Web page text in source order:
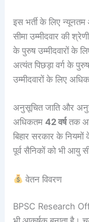
इस भर्ती के लिए
सीमा उम्मीदवार की
के पुरुष उम्मीदवारों के
अत्यंत पिछड़ा वर्ग के पुरुष
उम्मीदवारों के लिए
अनुसूचित जाति और
अधिकतम42 वर्षतक
बिहार सरकार के नियमों
पूर्व सैनिकों को भी आयु
वेतन विवरण
BPSC Research